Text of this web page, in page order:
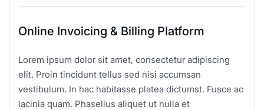
Online Invoicing & Billing Platform
Lorem ipsum dolor sit amet, consectetur adipiscing
elit. Proin tincidunt tellus sed nisi accumsan
vestibulum. In hac habitasse platea dictumst. Fusce ac
lacinia quam. Phasellus aliquet ut nulla et